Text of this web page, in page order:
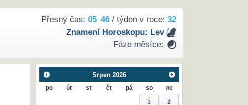
Přesný čas: 05 46/ týden v roce: 32
Znamení Horoskopu: Lev
Fáze měsíce:
Srpen 2026
po út st čt pá so ne
1 2